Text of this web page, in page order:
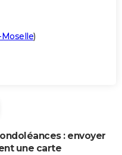
)
: envoyer
une carte